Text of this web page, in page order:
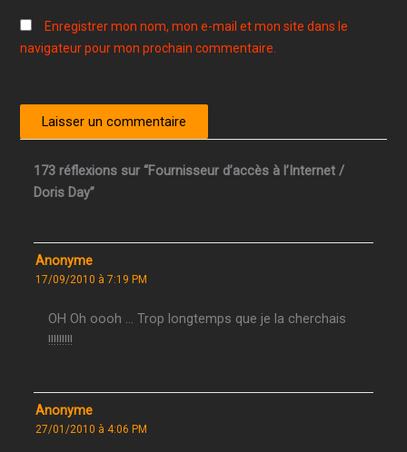
Enregistrer mon nom, mon e-mail et mon site dans le
navigateur pour mon prochain commentaire.
173 réflexions sur “Fournisseur d’accès à l’Internet /
Doris Day”
Anonyme
17/09/2010 à 7:19 PM
OH Oh oooh … Trop longtemps que je la cherchais
!!!!!!!!!
Anonyme
27/01/2010 à 4:06 PM